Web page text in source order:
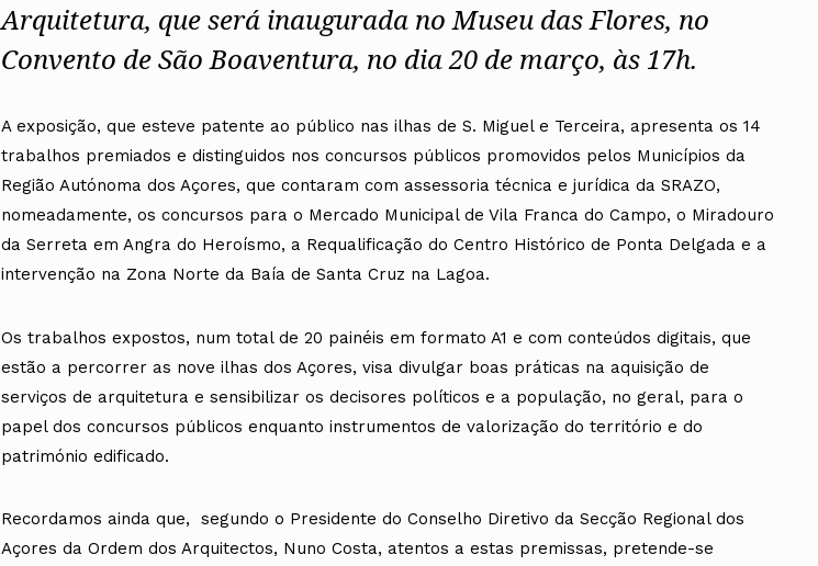
Arquitetura, que será inaugurada no Museu das Flores, no
Convento de São Boaventura, no dia 20 de março, às 17h.
A exposição, que esteve patente ao público nas ilhas de S. Miguel e Terceira, apresenta os 14
trabalhos premiados e distinguidos nos concursos públicos promovidos pelos Municípios da
Região Autónoma dos Açores, que contaram com assessoria técnica e jurídica da SRAZO,
nomeadamente, os concursos para o Mercado Municipal de Vila Franca do Campo, o Miradouro
da Serreta em Angra do Heroísmo, a Requalificação do Centro Histórico de Ponta Delgada e a
intervenção na Zona Norte da Baía de Santa Cruz na Lagoa.
Os trabalhos expostos, num total de 20 painéis em formato A1 e com conteúdos digitais, que
estão a percorrer as nove ilhas dos Açores, visa divulgar boas práticas na aquisição de
serviços de arquitetura e sensibilizar os decisores políticos e a população, no geral, para o
papel dos concursos públicos enquanto instrumentos de valorização do território e do
património edificado.
Recordamos ainda que, segundo o Presidente do Conselho Diretivo da Secção Regional dos
Açores da Ordem dos Arquitectos, Nuno Costa, atentos a estas premissas, pretende-se